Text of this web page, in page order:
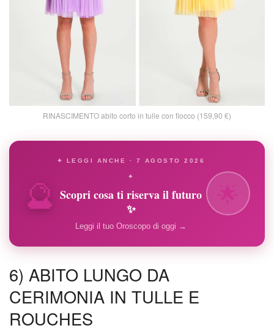
RINASCIMENTO abito corto in tulle con fiocco (159,90 €)
🔮
✦ LEGGI ANCHE · 7 AGOSTO 2026
✦
Scopri cosa ti riserva il futuro
✨
Leggi il tuo Oroscopo di oggi →
6) ABITO LUNGO DA
CERIMONIA IN TULLE E
ROUCHES